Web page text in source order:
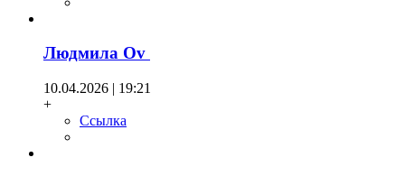
Людмила Оv
10.04.2026 | 19:21
+
Ссылка